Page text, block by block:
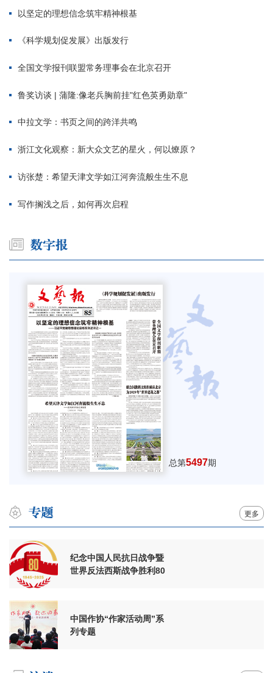
以坚定的理想信念筑牢精神根基
《科学规划促发展》出版发行
全国文学报刊联盟常务理事会在北京召开
鲁奖访谈 | 蒲隆:像老兵胸前挂"红色英勇勋章"
中拉文学：书页之间的跨洋共鸣
浙江文化观察：新大众文艺的星火，何以燎原？
访张楚：希望天津文学如江河奔流般生生不息
写作搁浅之后，如何再次启程
总第5497期
更多
纪念中国人民抗日战争暨
世界反法西斯战争胜利80
中国作协“作家活动周”系
列专题